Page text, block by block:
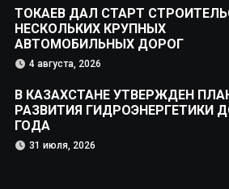
ТОКАЕВ ДАЛ СТАРТ
НЕСКОЛЬКИХ КРУПНЫХ
АВТОМОБИЛЬНЫХ ДОРОГ
4 августа, 2026
В КАЗАХСТАНЕ УТВЕРЖДЕН
РАЗВИТИЯ ГИДРОЭНЕРГЕТИКИ
ГОДА
31 июля, 2026